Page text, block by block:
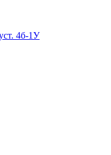
4б-1У